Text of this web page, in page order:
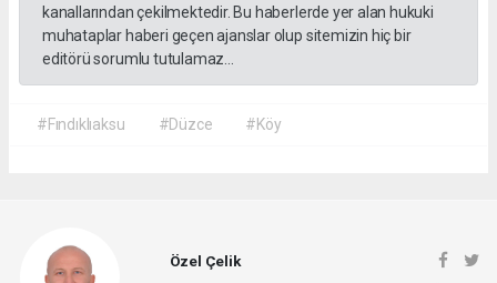
kanallarından çekilmektedir. Bu haberlerde yer alan hukuki
muhataplar haberi geçen ajanslar olup sitemizin hiç bir
editörü sorumlu tutulamaz...
#Fındıklıaksu #Düzce #Köy
Özel Çelik